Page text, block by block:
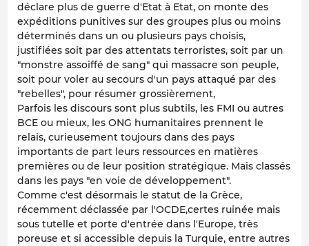
déclare plus de guerre d'Etat à Etat, on monte des
expéditions punitives sur des groupes plus ou moins
déterminés dans un ou plusieurs pays choisis,
justifiées soit par des attentats terroristes, soit par un
"monstre assoiffé de sang" qui massacre son peuple,
soit pour voler au secours d'un pays attaqué par des
"rebelles", pour résumer grossièrement,
Parfois les discours sont plus subtils, les FMI ou autres
BCE ou mieux, les ONG humanitaires prennent le
relais, curieusement toujours dans des pays
importants de part leurs ressources en matières
premières ou de leur position stratégique. Mais classés
dans les pays "en voie de développement".
Comme c'est désormais le statut de la Grèce,
récemment déclassée par l'OCDE,certes ruinée mais
sous tutelle et porte d'entrée dans l'Europe, très
poreuse et si accessible depuis la Turquie, entre autres